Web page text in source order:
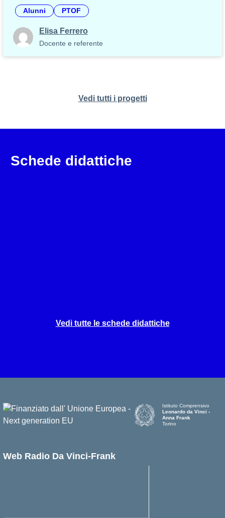
Alunni PTOF
Elisa Ferrero
Docente e referente
Vedi tutti i progetti
Schede didattiche
Vedi tutte le schede didattiche
Istituto Comprensivo
Leonardo da Vinci -
Anna Frank
Torino
Web Radio Da Vinci-Frank